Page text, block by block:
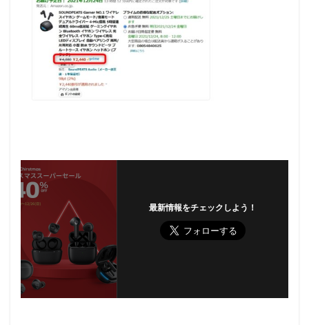
最新情報をチェックしよう！